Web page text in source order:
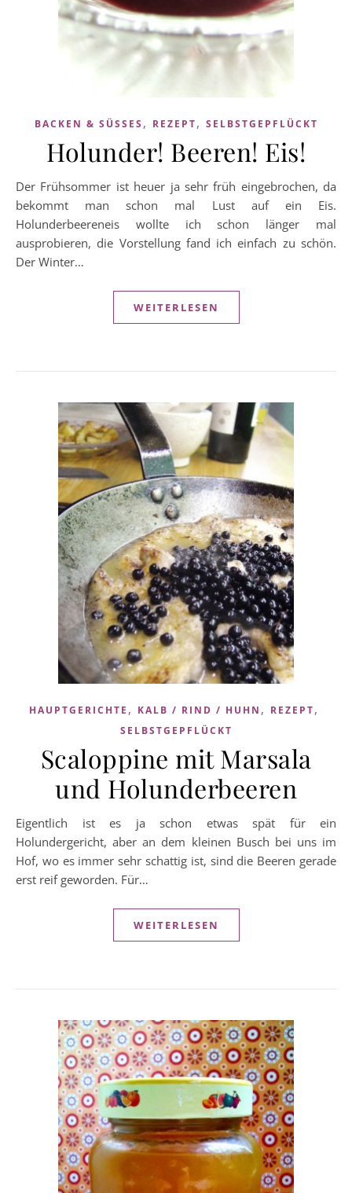
BACKEN & SÜSSES , REZEPT, SELBSTGEPFLÜCKT
Holunder! Beeren! Eis!
Der Frühsommer ist heuer ja sehr früh eingebrochen, da
bekommt man schon mal Lust auf ein Eis.
Holunderbeereneis wollte ich schon länger mal
ausprobieren, die Vorstellung fand ich einfach zu schön.
Der Winter…
WEITERLESEN
HAUPTGERICHTE , KALB / RIND / HUHN , REZEPT,
SELBSTGEPFLÜCKT
Scaloppine mit Marsala
und Holunderbeeren
Eigentlich ist es ja schon etwas spät für ein
Holundergericht, aber an dem kleinen Busch bei uns im
Hof, wo es immer sehr schattig ist, sind die Beeren gerade
erst reif geworden. Für…
WEITERLESEN